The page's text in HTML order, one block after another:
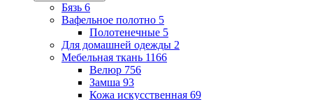
Бязь 6
Вафельное полотно 5
Полотенечные 5
Для домашней одежды 2
Мебельная ткань 1166
Велюр 756
Замша 93
Кожа искусственная 69